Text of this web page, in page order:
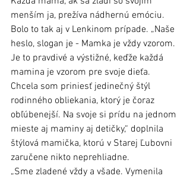
menším ja, prežíva nádhernú emóciu.
Bolo to tak aj v Lenkinom prípade. „Naše
heslo, slogan je - Mamka je vždy vzorom.
Je to pravdivé a výstižné, keďže každá
mamina je vzorom pre svoje dieťa.
Chcela som priniesť jedinečný štýl
rodinného obliekania, ktorý je čoraz
obľúbenejší. Na svoje si prídu na jednom
mieste aj maminy aj detičky,“ doplnila
štýlová mamička, ktorú v Starej Ľubovni
zaručene nikto neprehliadne.
„Sme zladené vždy a všade. Vymenila